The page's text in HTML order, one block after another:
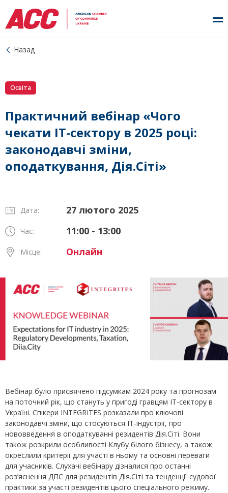
Назад
Освіта
Практичний вебінар «Чого
чекати ІТ-сектору в 2025 році:
законодавчі зміни,
оподаткування, Дія.Сіті»
Дата: 27 лютого 2025
Час: 11:00 - 13:00
Місце: Онлайн
Вебінар було присвячено підсумкам 2024 року та прогнозам
на поточний рік, що стануть у пригоді гравцям ІТ-сектору в
Україні. Спікери INTEGRITES розказали про ключові
законодавчі зміни, що стосуються ІТ-індустрії, про
нововведення в оподаткуванні резидентів Дія.Сіті. Вони
також розкрили особливості Клубу білого бізнесу, а також
окреслили критерії для участі в ньому та основні переваги
для учасників. Слухачі вебінару дізналися про останні
роз’яснення ДПС для резидентів Дія.Сіті та тенденції судової
практики за участі резидентів цього спеціального режиму.